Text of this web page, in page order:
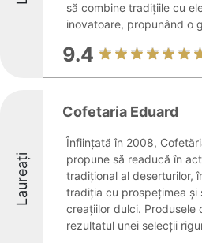
să combine tradițiile cu
inovatoare, propunând o
9.4
Laureați
Cofetaria Eduard
Înființată în 2008,
propune să readucă în
tradițional al deserturilor,
tradiția cu prospețimea și
creațiilor dulci. Produsele
rezultatul unei selecții